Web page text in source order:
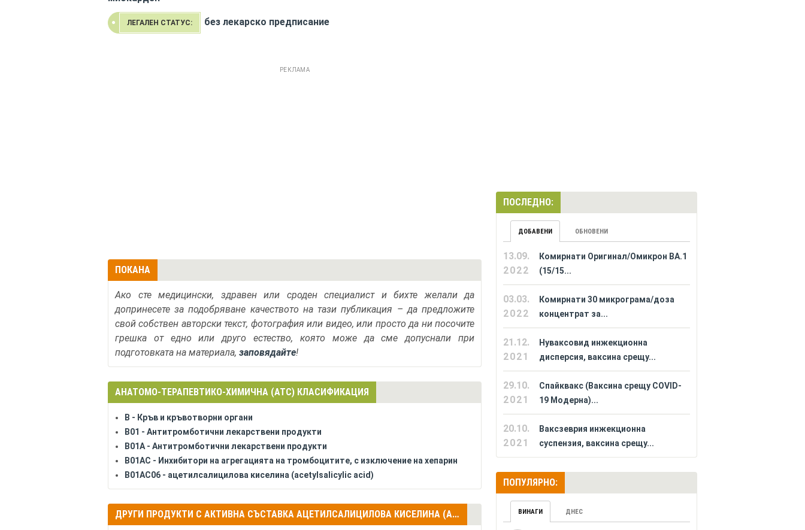
ЛЕГАЛЕН СТАТУС: без лекарско предписание
РЕКЛАМА
ПОКАНА
Ако сте медицински, здравен или сроден специалист и бихте желали да
допринесете за подобряване качеството на тази публикация – да предложите
свой собствен авторски текст, фотография или видео, или просто да ни посочите
грешка от едно или друго естество, която може да сме допуснали при
подготовката на материала, заповядайте!
АНАТОМО-ТЕРАПЕВТИКО-ХИМИЧНА (АТС) КЛАСИФИКАЦИЯ
B - Кръв и кръвотворни органи
B01 - Антитромботични лекарствени продукти
B01A - Антитромботични лекарствени продукти
B01AC - Инхибитори на агрегацията на тромбоцитите, с изключение на хепарин
B01AC06 - ацетилсалицилова киселина (acetylsalicylic acid)
ДРУГИ ПРОДУКТИ С АКТИВНА СЪСТАВКА АЦЕТИЛСАЛИЦИЛОВА КИСЕЛИНА (ACETYLSALICYLIC ACID)
ПОСЛЕДНО:
ДОБАВЕНИ ОБНОВЕНИ
13.09.
2022
Комирнати Оригинал/Омикрон BA.1
(15/15...
03.03.
2022
Комирнати 30 микрограма/доза
концентрат за...
21.12.
2021
Нуваксовид инжекционна
дисперсия, ваксина срещу...
29.10.
2021
Спайквакс (Ваксина срещу COVID-
19 Модерна)...
20.10.
2021
Ваксзеврия инжекционна
суспензия, ваксина срещу...
ПОПУЛЯРНО:
ВИНАГИ ДНЕС